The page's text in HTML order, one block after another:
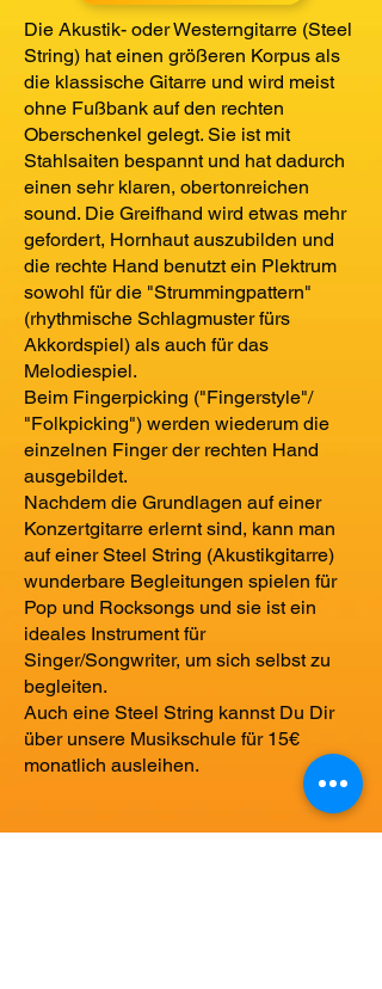
Die Akustik- oder Westerngitarre (Steel
String) hat einen größeren Korpus als
die klassische Gitarre und wird meist
ohne Fußbank auf den rechten
Oberschenkel gelegt. Sie ist mit
Stahlsaiten bespannt und hat dadurch
einen sehr klaren, obertonreichen
sound. Die Greifhand wird etwas mehr
gefordert, Hornhaut auszubilden und
die rechte Hand benutzt ein Plektrum
sowohl für die "Strummingpattern"
(rhythmische Schlagmuster fürs
Akkordspiel) als auch für das
Melodiespiel.
Beim Fingerpicking ("Fingerstyle"/
"Folkpicking") werden wiederum die
einzelnen Finger der rechten Hand
ausgebildet.
Nachdem die Grundlagen auf einer
Konzertgitarre erlernt sind, kann man
auf einer Steel String (Akustikgitarre)
wunderbare Begleitungen spielen für
Pop und Rocksongs und sie ist ein
ideales Instrument für
Singer/Songwriter, um sich selbst zu
begleiten.
Auch eine Steel String kannst Du Dir
über unsere Musikschule für 15€
monatlich ausleihen.